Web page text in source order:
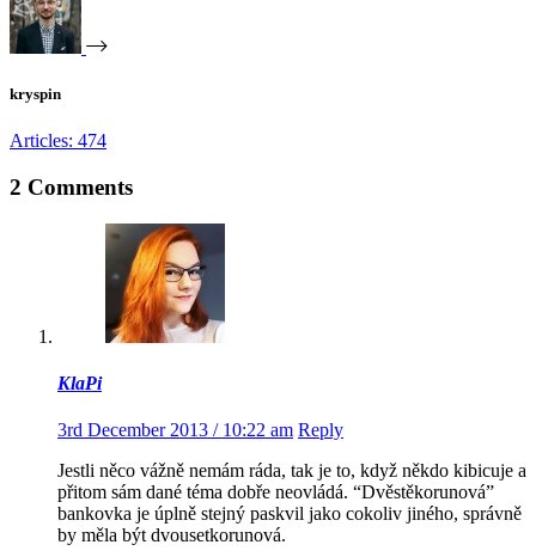
kryspin
Articles: 474
2 Comments
KlaPi
3rd December 2013 / 10:22 am Reply
Jestli něco vážně nemám ráda, tak je to, když někdo kibicuje a
přitom sám dané téma dobře neovládá. “Dvěstěkorunová”
bankovka je úplně stejný paskvil jako cokoliv jiného, správně
by měla být dvousetkorunová.